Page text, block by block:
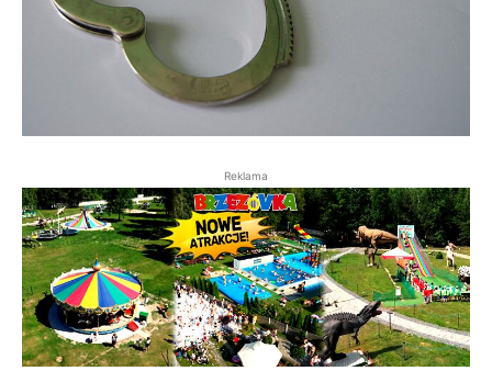
Reklama